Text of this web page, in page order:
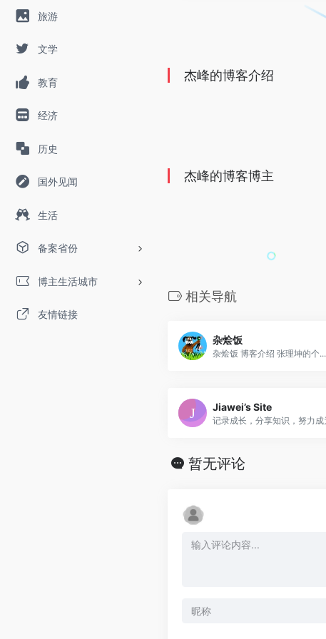
旅游
文学
教育
经济
历史
国外见闻
生活
备案省份
博主生活城市
友情链接
杰峰的博客介绍
杰峰的博客博主
相关导航
杂烩饭
杂烩饭 博客介绍 张理坤的个...
Jiawei’s Site
暂无评论